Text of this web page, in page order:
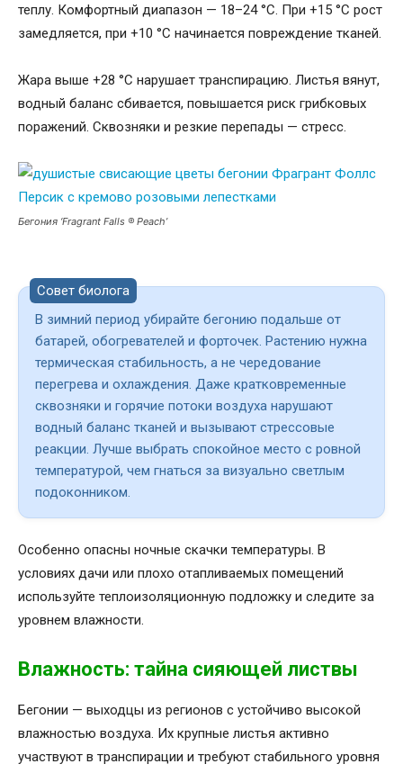
теплу. Комфортный диапазон — 18–24 °C. При +15 °C рост
замедляется, при +10 °C начинается повреждение тканей.
Жара выше +28 °C нарушает транспирацию. Листья вянут,
водный баланс сбивается, повышается риск грибковых
поражений. Сквозняки и резкие перепады — стресс.
Бегония ‘Fragrant Falls ® Peach’
Совет биолога
В зимний период убирайте бегонию подальше от
батарей, обогревателей и форточек. Растению нужна
термическая стабильность, а не чередование
перегрева и охлаждения. Даже кратковременные
сквозняки и горячие потоки воздуха нарушают
водный баланс тканей и вызывают стрессовые
реакции. Лучше выбрать спокойное место с ровной
температурой, чем гнаться за визуально светлым
подоконником.
Особенно опасны ночные скачки температуры. В
условиях дачи или плохо отапливаемых помещений
используйте теплоизоляционную подложку и следите за
уровнем влажности.
Влажность: тайна сияющей листвы
Бегонии — выходцы из регионов с устойчиво высокой
влажностью воздуха. Их крупные листья активно
участвуют в транспирации и требуют стабильного уровня